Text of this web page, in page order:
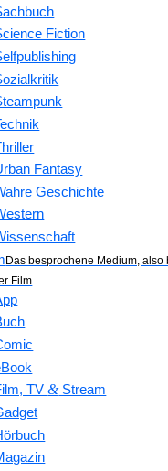
Fiction
Fantasy
Geschichte
Das besprochene Medium, also
Film
TV&Stream